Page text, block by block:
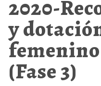
2020-
y
(Fase 3)